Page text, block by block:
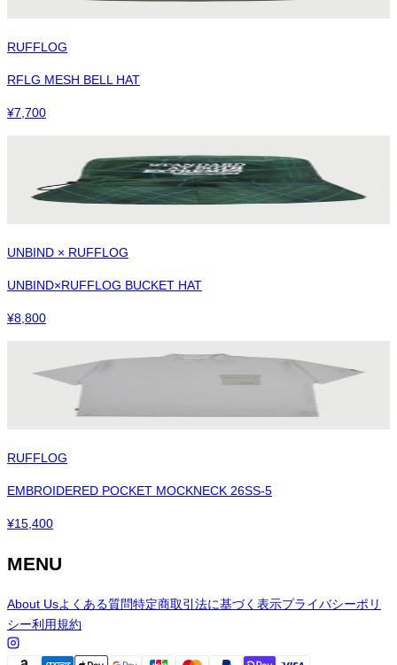
RUFFLOG
RFLG MESH BELL HAT
¥7,700
UNBIND × RUFFLOG
UNBIND×RUFFLOG BUCKET HAT
¥8,800
RUFFLOG
EMBROIDERED POCKET MOCKNECK 26SS-5
¥15,400
MENU
About Usよくある質問特定商取引法に基づく表示プライバシーポリ
シー利用規約